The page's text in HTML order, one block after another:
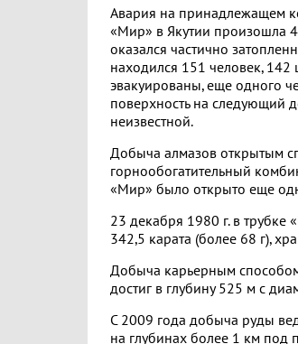
Авария на принадлежащем
«Мир» в Якутии произошла 4
оказался частично
находился 151 человек,
эвакуированы, еще одного
поверхность на следующий
неизвестной.
Добыча алмазов открытым
горнообогатительный
«Мир» было открыто еще
23 декабря 1980 г. в
342,5 карата (более 68 г),
Добыча карьерным
достиг в глубину 525 м с
С 2009 года добыча руды
на глубинах более 1 км под